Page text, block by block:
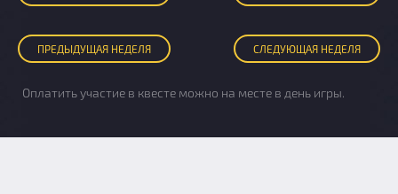
ПРЕДЫДУЩАЯ НЕДЕЛЯ СЛЕДУЮЩАЯ НЕДЕЛЯ
Оплатить участие в квесте можно на месте в день игры.